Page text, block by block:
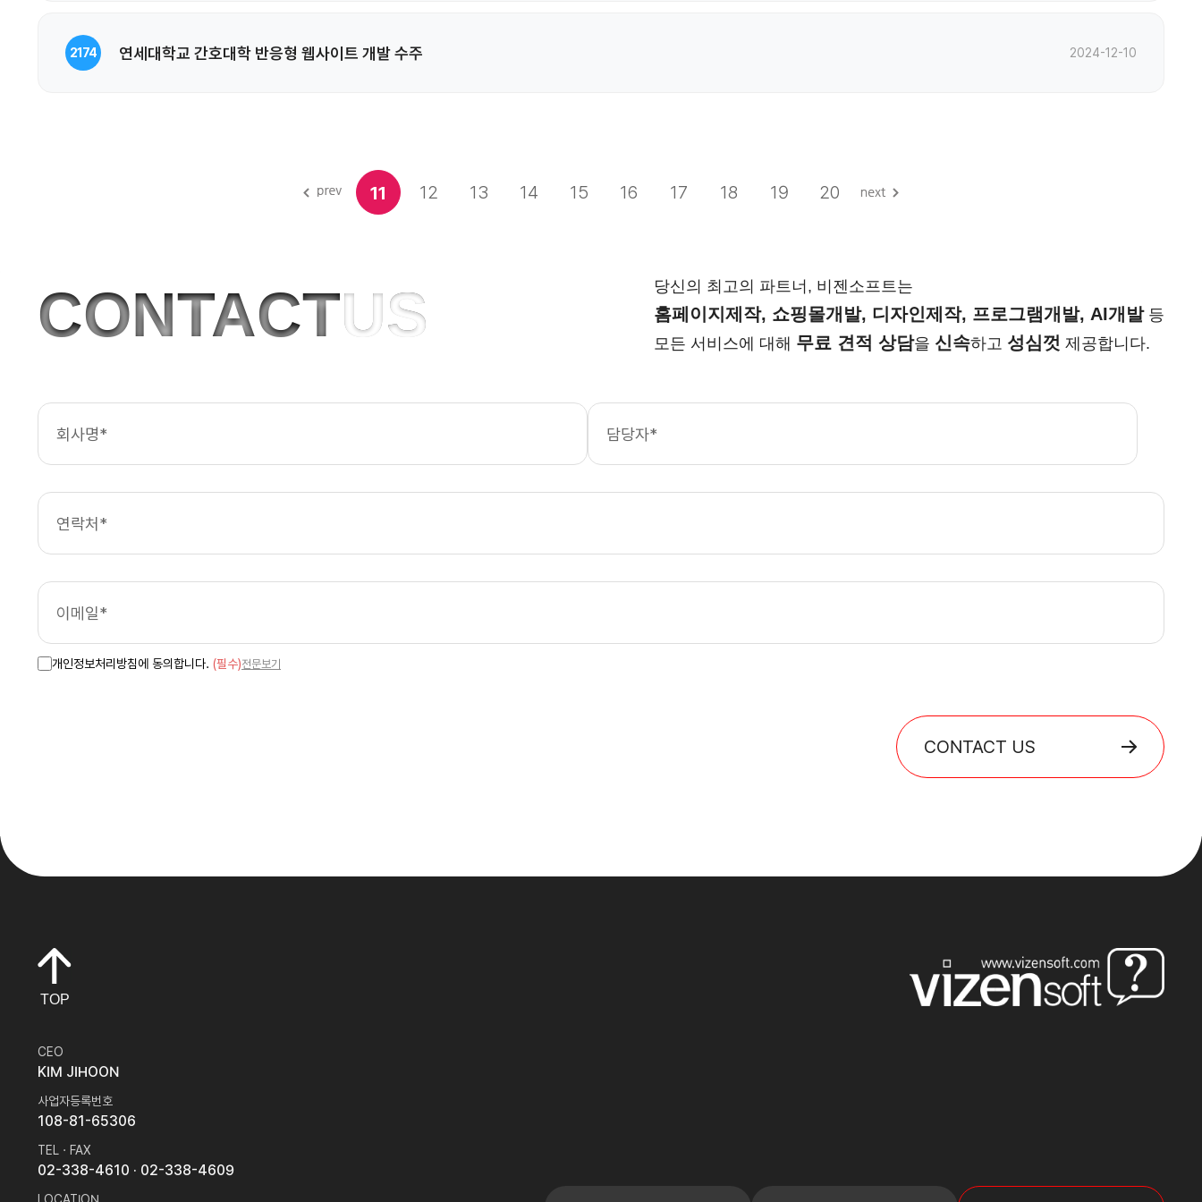
2174 연세대학교 간호대학 반응형 웹사이트 개발 수주 2024-12-10
11 12 13 14 15 16 17 18 19 20
CONTACTUS 당신의 최고의 파트너, 비젠소프트는
홈페이지제작, 쇼핑몰개발, 디자인제작, 프로그램개발, AI개발등
모든 서비스에 대해 무료 견적 상담을 신속하고 성심껏 제공합니다.
개인정보처리방침에 동의합니다. (필수)전문보기
CONTACT US
TOP
CEO
KIM JIHOON
사업자등록번호
108-81-65306
TEL · FAX
02-338-4610 · 02-338-4609